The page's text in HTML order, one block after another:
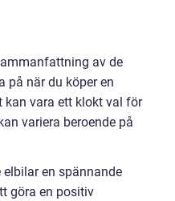
av de
på när du köper en
kan vara ett klokt val för
variera beroende på
en spännande
göra en positiv